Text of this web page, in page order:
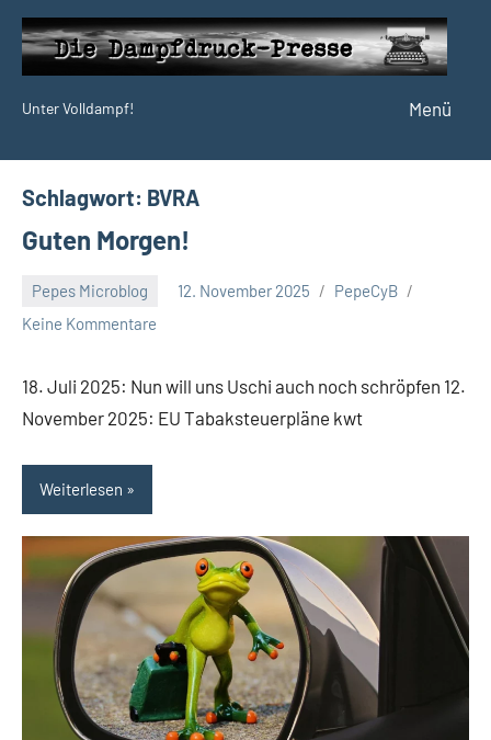
Zum
Inhalt
springen
Dampfdruck-
Presse
Unter Volldampf! Menü
Schlagwort: BVRA
Guten Morgen!
Pepes Microblog 12. November 2025
PepeCyB
Keine Kommentare
18. Juli 2025: Nun will uns Uschi auch noch schröpfen 12.
November 2025: EU Tabaksteuerpläne kwt
Weiterlesen